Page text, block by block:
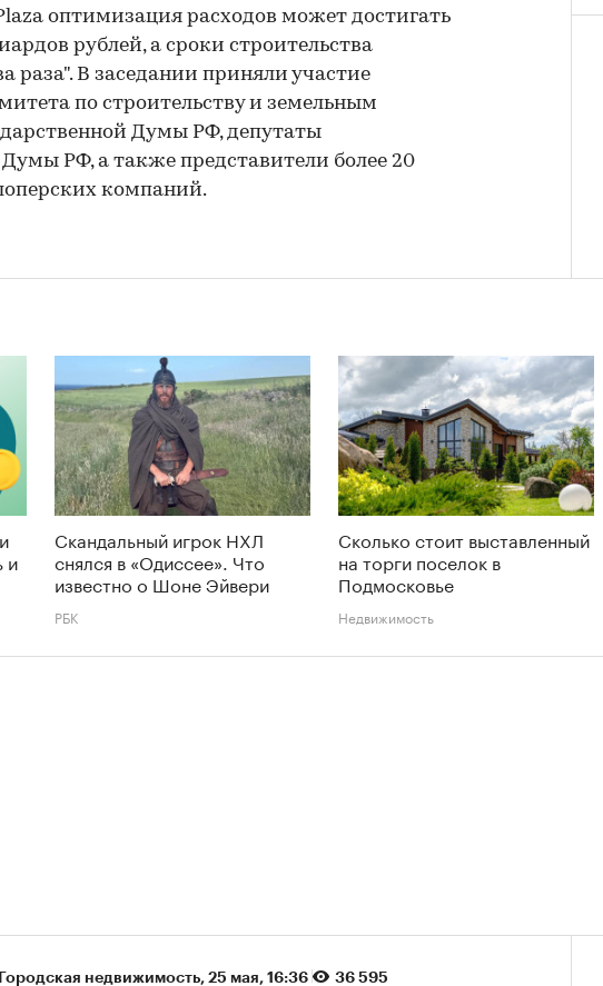
оптимизация расходов может достигать
рублей, а сроки строительства
раза". В заседании приняли участие
по строительству и земельным
Думы РФ, депутаты
Думы РФ, а также представители более 20
компаний.
и
Скандальный игрок НХЛ
снялся в «Одиссее». Что
известно о Шоне Эйвери
РБК
Сколько стоит выставленный
на торги поселок в
Подмосковье
Недвижимость
Городская недвижимость⁠, 25 мая, 16:36
36 595